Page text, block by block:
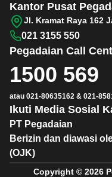
PT Pegadaian
Berizin dan diawasi
(OJK)
Ikuti Media Sosial
Pegadaian Call
1500 569
atau 021-80635162 & 021-
Kantor Pusat
Jl. Kramat Raya 162
021 3155 550
Copyright © 2026